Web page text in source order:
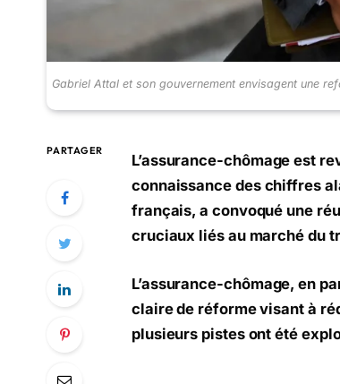
Gabriel Attal et son gouvernement envisagent une
PARTAGER
L’assurance-chômage est
connaissance des chiffres
français, a convoqué une
cruciaux liés au marché du
L’assurance-chômage, en
claire de réforme visant à
plusieurs pistes ont été